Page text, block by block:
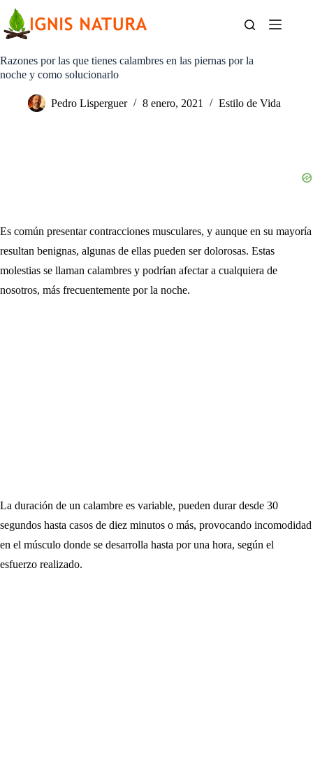
contenido
Razones por las que tienes calambres en las piernas por la
noche y como solucionarlo
Pedro Lisperguer 8 enero, 2021 Estilo de Vida
Es común presentar contracciones musculares, y aunque en su mayoría
resultan benignas, algunas de ellas pueden ser dolorosas. Estas
molestias se llaman calambres y podrían afectar a cualquiera de
nosotros, más frecuentemente por la noche.
La duración de un calambre es variable, pueden durar desde 30
segundos hasta casos de diez minutos o más, provocando incomodidad
en el músculo donde se desarrolla hasta por una hora, según el
esfuerzo realizado.